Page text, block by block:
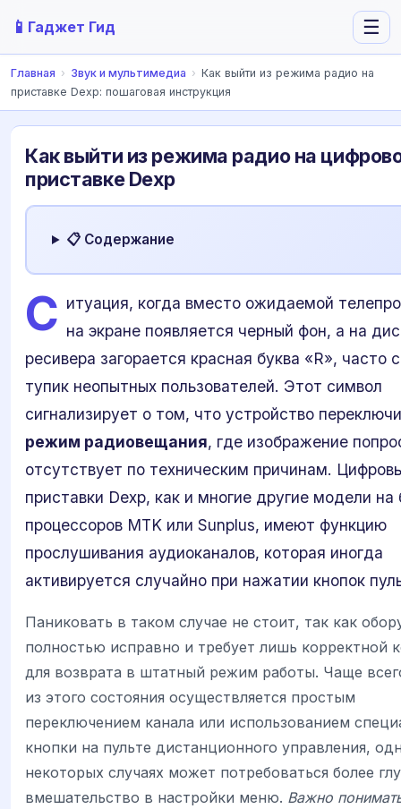
📱 Гаджет Гид ☰
Главная › Звук и мультимедиа › Как выйти из режима радио на
приставке Dexp: пошаговая инструкция
Как выйти из режима радио на
приставке Dexp
📋 Содержание
С итуация, когда вместо ожидаемой
на экране появляется черный фон, а на
ресивера загорается красная буква «R», часто
тупик неопытных пользователей. Этот символ
сигнализирует о том, что устройство
режим радиовещания, где изображение
отсутствует по техническим причинам.
приставки Dexp, как и многие другие модели на
процессоров MTK или Sunplus, имеют функцию
прослушивания аудиоканалов, которая иногда
активируется случайно при нажатии кнопок
Паниковать в таком случае не стоит, так как
полностью исправно и требует лишь корректной
для возврата в штатный режим работы. Чаще
из этого состояния осуществляется простым
переключением канала или использованием
кнопки на пульте дистанционного управления,
некоторых случаях может потребоваться более
вмешательство в настройки меню. Важно